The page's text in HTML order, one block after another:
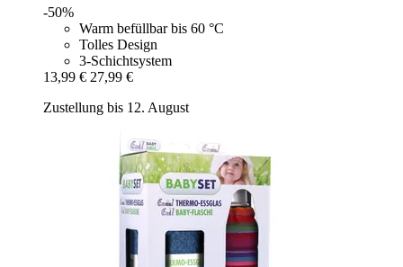
-50%
Warm befüllbar bis 60 °C
Tolles Design
3-Schichtsystem
13,99 € 27,99 €
Zustellung bis 12. August